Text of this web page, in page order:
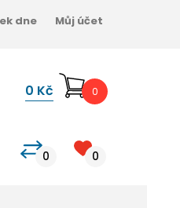
dne Můj účet
0 Kč 0
0 0